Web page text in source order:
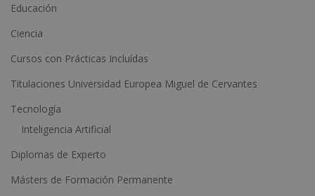
i
v
e
Educación
Ciencia
Cursos con Prácticas Incluídas
Titulaciones Universidad Europea Miguel de Cervantes
Tecnología
Inteligencia Artificial
Diplomas de Experto
Másters de Formación Permanente